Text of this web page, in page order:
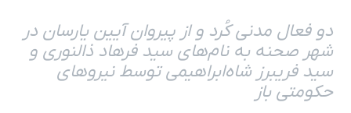
دو فعال مدنی کُرد و از پیروان آیین یارسان در
شهر صحنه به نام‌های سید فرهاد ذالنوری و
سید فریبرز شاه‌ابراهیمی توسط نیروهای
حکومتی باز